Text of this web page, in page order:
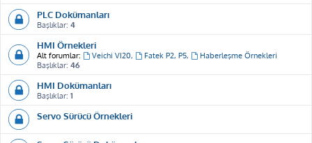
PLC Dokümanları
Başlıklar: 4
HMI Örnekleri
Alt forumlar: Veichi VI20, Fatek P2, P5,
Haberleşme Örnekleri
Başlıklar: 46
HMI Dokümanları
Başlıklar: 1
Servo Sürücü Örnekleri